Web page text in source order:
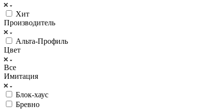
Хит
Производитель
Альта-Профиль
Цвет
Все
Имитация
Блок-хаус
Бревно